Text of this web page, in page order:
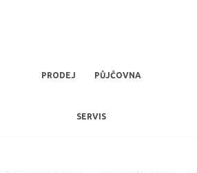
PRODEJ PŮJČOVNA
SERVIS